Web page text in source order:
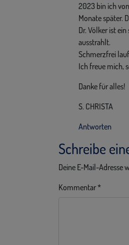
2023 bin ich
Monate später.
Dr. Völker ist
ausstrahlt.
Schmerzfrei
Ich freue mich,
Danke für alles!
S. CHRISTA
Antworten
Schreibe
Deine E-Mail-Adresse
Kommentar*